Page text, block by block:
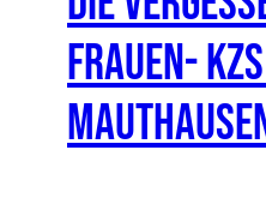
Frauen-